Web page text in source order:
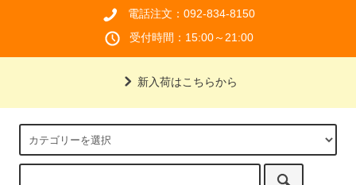
電話注文：092-834-8150
受付時間：15:00～21:00
新入荷はこちらから